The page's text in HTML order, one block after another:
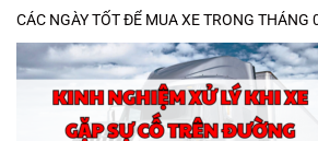
CÁC NGÀY TỐT ĐỂ MUA XE TRONG